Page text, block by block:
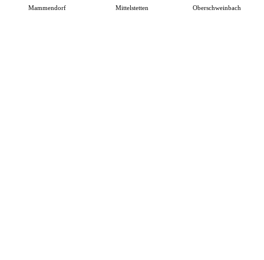
Mammendorf Mittelstetten Oberschweinbach